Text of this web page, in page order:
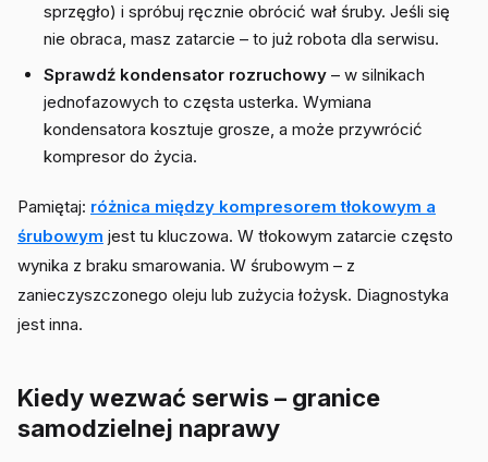
sprzęgło) i spróbuj ręcznie obrócić wał śruby. Jeśli się
nie obraca, masz zatarcie – to już robota dla serwisu.
Sprawdź kondensator rozruchowy – w silnikach
jednofazowych to częsta usterka. Wymiana
kondensatora kosztuje grosze, a może przywrócić
kompresor do życia.
Pamiętaj: różnica między kompresorem tłokowym a
śrubowym jest tu kluczowa. W tłokowym zatarcie często
wynika z braku smarowania. W śrubowym – z
zanieczyszczonego oleju lub zużycia łożysk. Diagnostyka
jest inna.
Kiedy wezwać serwis – granice
samodzielnej naprawy